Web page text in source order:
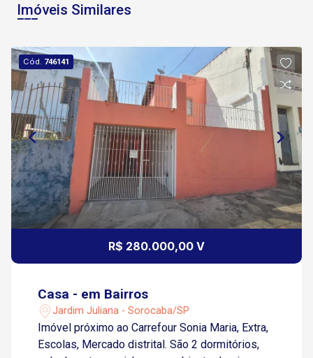
Imóveis Similares
Cód. 746141
R$ 280.000,00 V
Casa - em Bairros
Jardim Juliana - Sorocaba/SP
Imóvel próximo ao Carrefour Sonia Maria, Extra,
Escolas, Mercado distrital. São 2 dormitórios,